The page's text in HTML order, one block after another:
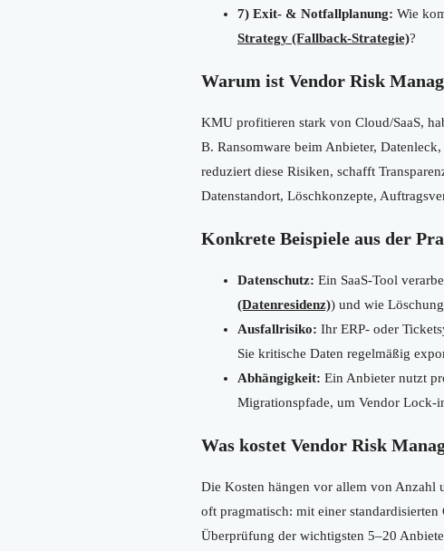
7) Exit- & Notfallplanung: Wie
Strategy (Fallback-Strategie)?
Warum ist Vendor Risk
KMU profitieren stark von Cloud/SaaS,
B. Ransomware beim Anbieter,
reduziert diese Risiken, schafft
Datenstandort, Löschkonzepte,
Konkrete Beispiele aus der
Datenschutz: Ein SaaS-Tool
(Datenresidenz)) und wie
Ausfallrisiko: Ihr ERP- oder
Sie kritische Daten regelmäßig
Abhängigkeit: Ein Anbieter nutzt
Migrationspfade, um Vendor Lock-
Was kostet Vendor Risk
Die Kosten hängen vor allem von
oft pragmatisch: mit einer
Überprüfung der wichtigsten 5–20